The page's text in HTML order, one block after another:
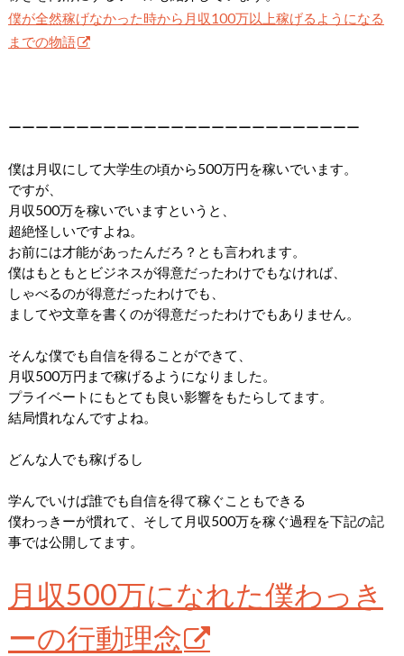
僕が全然稼げなかった時から月収100万以上稼げるようになる
までの物語
ーーーーーーーーーーーーーーーーーーーーーーーーーー
僕は月収にして大学生の頃から500万円を稼いでいます。
ですが、
月収500万を稼いでいますというと、
超絶怪しいですよね。
お前には才能があったんだろ？とも言われます。
僕はもともとビジネスが得意だったわけでもなければ、
しゃべるのが得意だったわけでも、
ましてや文章を書くのが得意だったわけでもありません。
そんな僕でも自信を得ることができて、
月収500万円まで稼げるようになりました。
プライベートにもとても良い影響をもたらしてます。
結局慣れなんですよね。
どんな人でも稼げるし
学んでいけば誰でも自信を得て稼ぐこともできる
僕わっきーが慣れて、そして月収500万を稼ぐ過程を下記の記
事では公開してます。
月収500万になれた僕わっき
ーの行動理念